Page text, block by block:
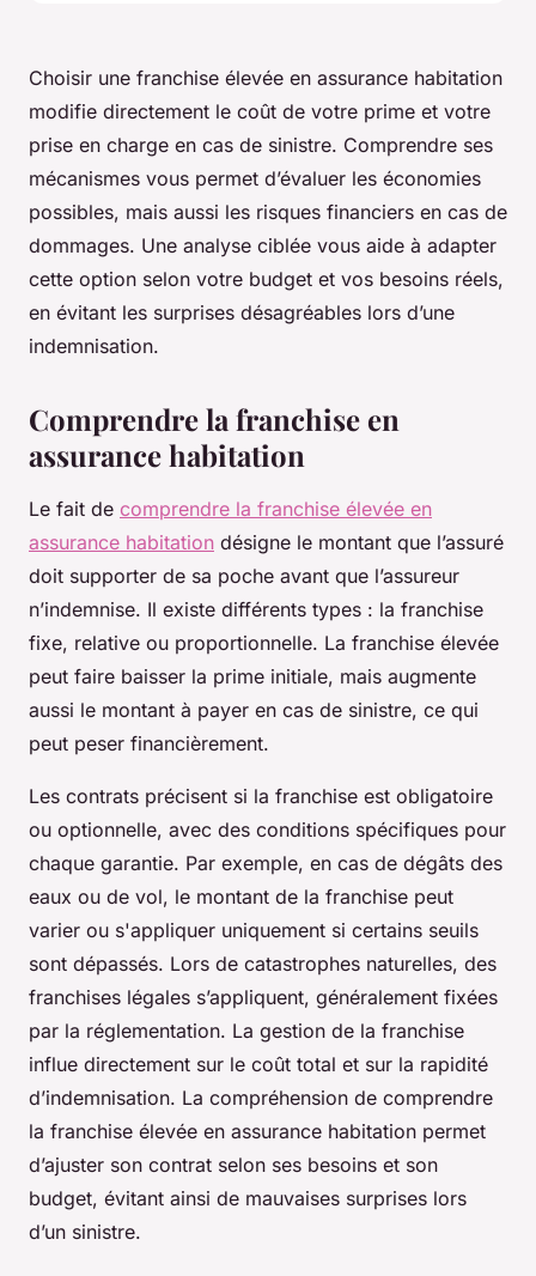
Choisir une franchise élevée en assurance habitation
modifie directement le coût de votre prime et votre
prise en charge en cas de sinistre. Comprendre ses
mécanismes vous permet d’évaluer les économies
possibles, mais aussi les risques financiers en cas de
dommages. Une analyse ciblée vous aide à adapter
cette option selon votre budget et vos besoins réels,
en évitant les surprises désagréables lors d’une
indemnisation.
Comprendre la franchise en
assurance habitation
Le fait de comprendre la franchise élevée en
assurance habitation désigne le montant que l’assuré
doit supporter de sa poche avant que l’assureur
n’indemnise. Il existe différents types : la franchise
fixe, relative ou proportionnelle. La franchise élevée
peut faire baisser la prime initiale, mais augmente
aussi le montant à payer en cas de sinistre, ce qui
peut peser financièrement.
Les contrats précisent si la franchise est obligatoire
ou optionnelle, avec des conditions spécifiques pour
chaque garantie. Par exemple, en cas de dégâts des
eaux ou de vol, le montant de la franchise peut
varier ou s'appliquer uniquement si certains seuils
sont dépassés. Lors de catastrophes naturelles, des
franchises légales s’appliquent, généralement fixées
par la réglementation. La gestion de la franchise
influe directement sur le coût total et sur la rapidité
d’indemnisation. La compréhension de comprendre
la franchise élevée en assurance habitation permet
d’ajuster son contrat selon ses besoins et son
budget, évitant ainsi de mauvaises surprises lors
d’un sinistre.